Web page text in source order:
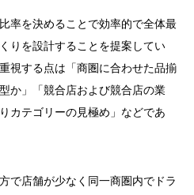
率を決めることで効率的で全体最
りを設計することを提案してい
視する点は「商圏に合わせた品揃
か」「競合店および競合店の業
カテゴリーの見極め」などであ
で店舗が少なく同一商圏内でドラ